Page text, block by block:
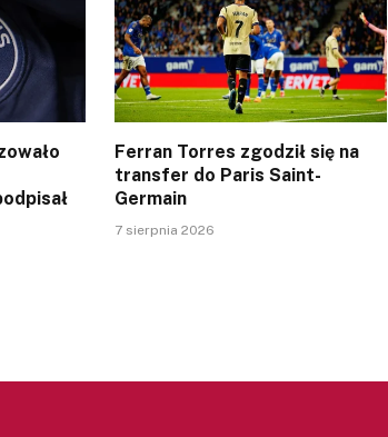
Ferran Torres zgodził się na
transfer do Paris Saint-
Germain
7 sierpnia 2026